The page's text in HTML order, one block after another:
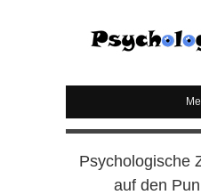
Psychologische
auf den